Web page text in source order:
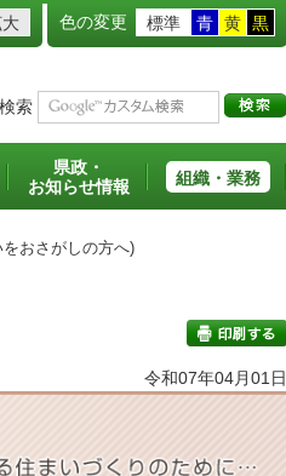
色の変更 標準 青 黄 黒
索
県政・
お知らせ情報
組織・業務
おさがしの方へ)
令和07年04月01日